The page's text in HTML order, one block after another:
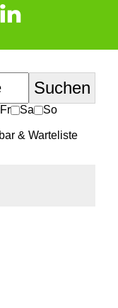
Fr Sa
So
& Warteliste